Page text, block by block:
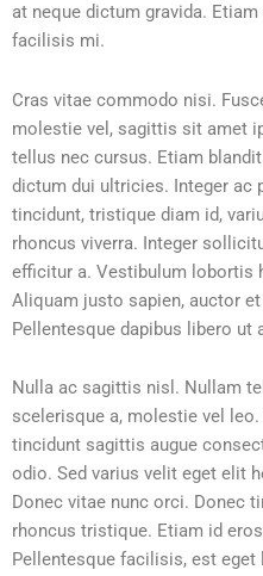
at neque dictum gravida.
facilisis mi.
Cras vitae commodo nisi.
molestie vel, sagittis sit amet
tellus nec cursus. Etiam
dictum dui ultricies. Integer ac
tincidunt, tristique diam id,
rhoncus viverra. Integer
efficitur a. Vestibulum lobortis
Aliquam justo sapien, auctor
Pellentesque dapibus libero ut
Nulla ac sagittis nisl. Nullam
scelerisque a, molestie vel
tincidunt sagittis augue
odio. Sed varius velit eget elit
Donec vitae nunc orci. Donec
rhoncus tristique. Etiam id
Pellentesque facilisis, est